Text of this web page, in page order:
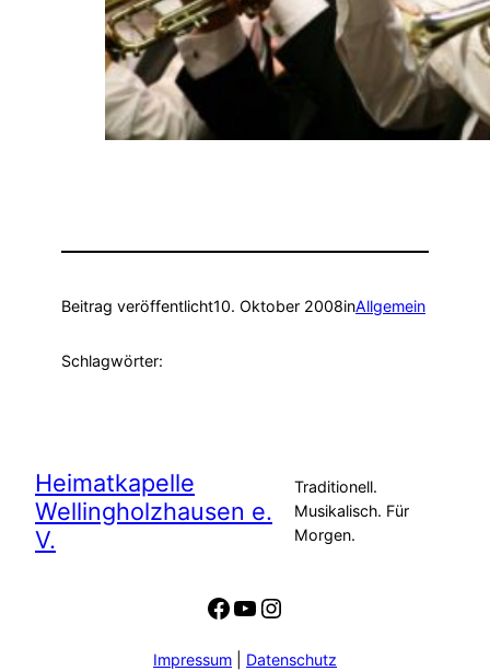
Beitrag veröffentlicht10. Oktober 2008inAllgemein
Schlagwörter:
Heimatkapelle
Wellingholzhausen e.
V.
Traditionell.
Musikalisch. Für
Morgen.
Facebook
YouTube
Instagram
Impressum Datenschutz